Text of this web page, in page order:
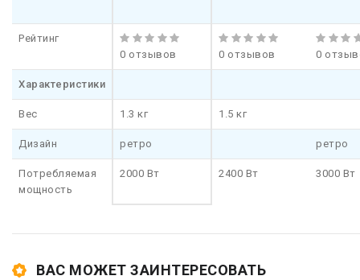
Рейтинг
0 отзывов
0 отзывов 0
Характеристики
Вес 1.3 кг 1.5 кг
Дизайн ретро ретро
Потребляемая
мощность
2000 Вт 2400 Вт 3000 Вт
ВАС МОЖЕТ ЗАИНТЕРЕСОВАТЬ